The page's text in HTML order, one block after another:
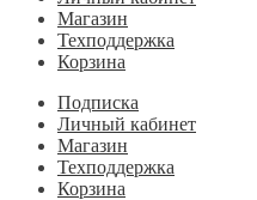
Магазин
Техподдержка
Корзина
Подписка
Личный кабинет
Магазин
Техподдержка
Корзина